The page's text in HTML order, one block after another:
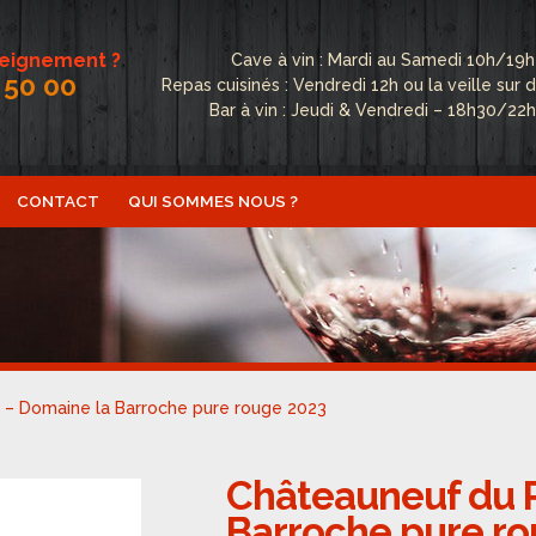
?
00
Cave à vin : Mardi au Samedi 10h/19h
Repas cuisinés : Vendredi 12h ou la veille sur
Bar à vin : Jeudi & Vendredi – 18h30/
CONTACT QUI SOMMES NOUS ?
Conditions Générales de Vente
Politique de cookies (UE) Qui sommes nous ?
Domaine la Barroche pure rouge 2023
Châteauneuf du